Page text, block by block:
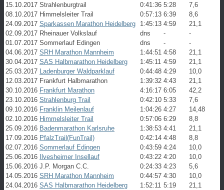
15.10.2017 Strahlenburgtrail 0:41:36 5:28
7,6
08.10.2017 Himmelsleiter Trail 0:57:13 6:39
8,6
24.09.2017 Sparkassen Marathon Heidelberg 1:45:13 4:59
21,1
02.09.2017 Rheinauer Volkslauf dns -
-
01.07.2017 Sommerlauf Edingen dns -
-
04.06.2017 SRH Marathon Mannheim 1:44:51 4:58
21,1
30.04.2017 SAS Halbmarathon Heidelberg 1:45:11 4:59
21,1
25.03.2017 Ladenburger Waldparklauf 0:44:48 4:29
10,0
12.03.2017 Frankfurt Halbmarathon 1:39:32 4:43
21,1
30.10.2016 Frankfurt Marathon 4:16:17 6:05
42,2
23.10.2016 Strahlenburg Trail 0:42:10 5:33
7,6
09.10.2016 Franklin Meilenlauf 1:04:26 4:27
14,48
02.10.2016 Himmelsleiter Trail 0:57:06 6:29
8,8
25.09.2016 Badenmarathon Karlsruhe 1:38:53 4:41
21,1
17.09.2016 PfalzTrail(FunTrail) 0:42:14 4:48
8,8
02.07.2016 Sommerlauf Edingen 0:43:59 4:24
10,0
25.06.2016 Ilvesheimer Insellauf 0:43:22 4:20
10,0
15.06.2016 J.P. Morgan C.C. 0:24:33 4:23
5,6
14.05.2016 SRH Marathon Mannheim 0:44:57 4:30
10,0
24.04.2016 SAS Halbmarathon Heidelberg 1:52:11 5:19
21,1